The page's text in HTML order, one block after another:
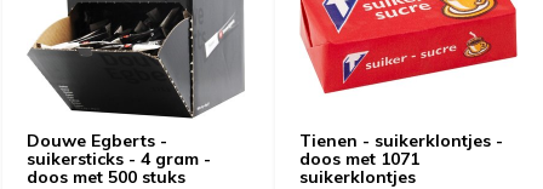
Douwe Egberts -
suikersticks - 4 gram -
doos met 500 stuks
Tienen - suikerklontjes -
doos met 1071
suikerklontjes